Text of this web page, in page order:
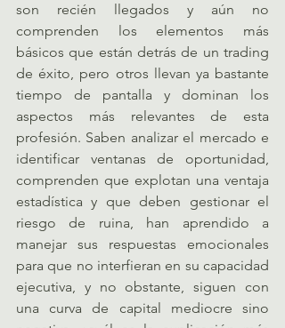
son recién llegados y aún no
comprenden los elementos más
básicos que están detrás de un trading
de éxito, pero otros llevan ya bastante
tiempo de pantalla y dominan los
aspectos más relevantes de esta
profesión. Saben analizar el mercado e
identificar ventanas de oportunidad,
comprenden que explotan una ventaja
estadística y que deben gestionar el
riesgo de ruina, han aprendido a
manejar sus respuestas emocionales
para que no interfieran en su capacidad
ejecutiva, y no obstante, siguen con
una curva de capital mediocre sino